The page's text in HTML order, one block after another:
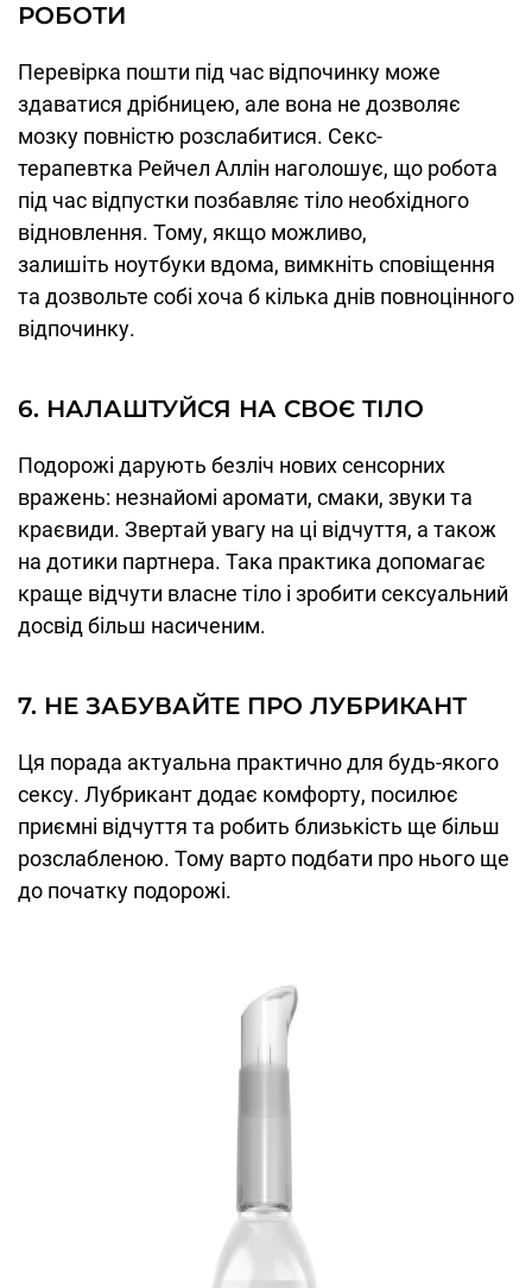
РОБОТИ
Перевірка пошти під час відпочинку може
здаватися дрібницею, але вона не дозволяє
мозку повністю розслабитися. Секс-
терапевтка Рейчел Аллін наголошує, що робота
під час відпустки позбавляє тіло необхідного
відновлення. Тому, якщо можливо,
залишіть ноутбуки вдома, вимкніть сповіщення
та дозвольте собі хоча б кілька днів повноцінного
відпочинку.
6. НАЛАШТУЙСЯ НА СВОЄ ТІЛО
Подорожі дарують безліч нових сенсорних
вражень: незнайомі аромати, смаки, звуки та
краєвиди. Звертай увагу на ці відчуття, а також
на дотики партнера. Така практика допомагає
краще відчути власне тіло і зробити сексуальний
досвід більш насиченим.
7. НЕ ЗАБУВАЙТЕ ПРО ЛУБРИКАНТ
Ця порада актуальна практично для будь-якого
сексу. Лубрикант додає комфорту, посилює
приємні відчуття та робить близькість ще більш
розслабленою. Тому варто подбати про нього ще
до початку подорожі.